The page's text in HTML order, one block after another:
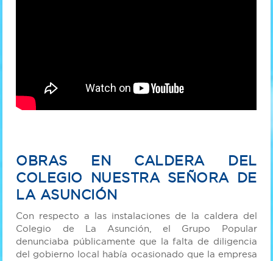
OBRAS EN CALDERA DEL
COLEGIO NUESTRA SEÑORA DE
LA ASUNCIÓN
Con respecto a las instalaciones de la caldera del
Colegio de La Asunción, el Grupo Popular
denunciaba públicamente que la falta de diligencia
del gobierno local había ocasionado que la empresa